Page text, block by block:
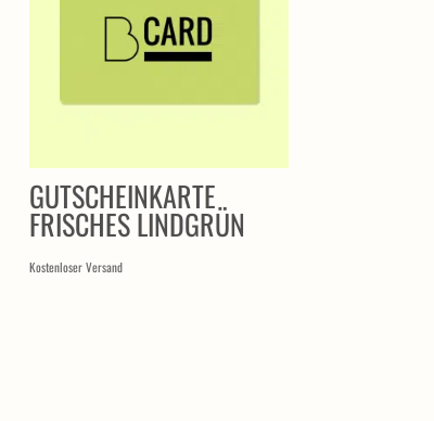
GUTSCHEINKARTE
FRISCHES LINDGRÜN
Kostenloser Versand